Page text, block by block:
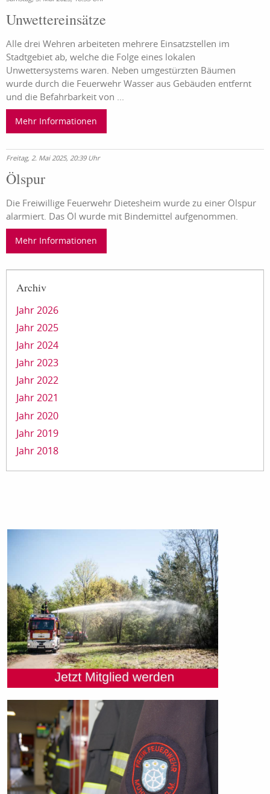
Unwettereinsätze
Alle drei Wehren arbeiteten mehrere Einsatzstellen im
Stadtgebiet ab, welche die Folge eines lokalen
Unwettersystems waren. Neben umgestürzten Bäumen
wurde durch die Feuerwehr Wasser aus Gebäuden entfernt
und die Befahrbarkeit von ...
Mehr Informationen
Freitag, 2. Mai 2025, 20:39 Uhr
Ölspur
Die Freiwillige Feuerwehr Dietesheim wurde zu einer Ölspur
alarmiert. Das Öl wurde mit Bindemittel aufgenommen.
Mehr Informationen
Archiv
Jahr 2026
Jahr 2025
Jahr 2024
Jahr 2023
Jahr 2022
Jahr 2021
Jahr 2020
Jahr 2019
Jahr 2018